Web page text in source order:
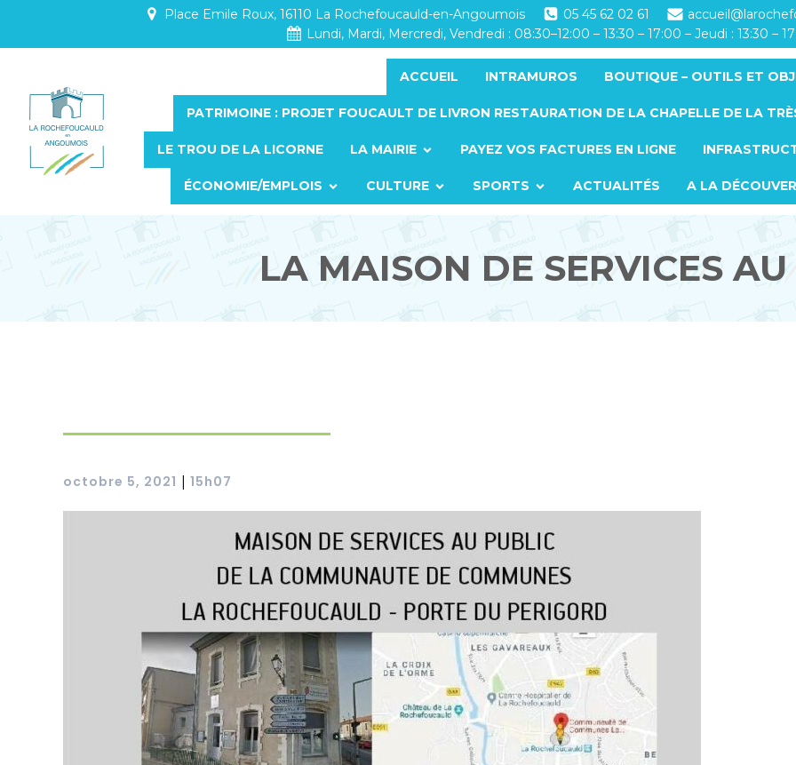
Place Emile Roux, 16110 La Rochefoucauld-en-Angoumois 05 45 62 02 61
Lundi, Mardi, Mercredi, Vendredi : 08:30–12:00 – 13:30 – 17:00 – Jeudi : 13:30 –
ACCUEIL INTRAMUROS BOUTIQUE – OUTILS ET
PATRIMOINE : PROJET FOUCAULT DE LIVRON RESTAURATION DE LA CHAPELLE DE LA
LE TROU DE LA LICORNE LA MAIRIE PAYEZ VOS FACTURES EN LIGNE
ÉCONOMIE/EMPLOIS CULTURE SPORTS ACTUALITÉS A LA
LA MAISON DE SERVICES
octobre 5, 2021 15h07